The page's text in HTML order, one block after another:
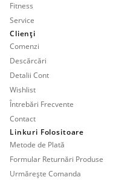
Fitness
Service
Clienți
Comenzi
Descărcări
Detalii Cont
Wishlist
Întrebări Frecvente
Contact
Linkuri Folositoare
Metode de Plată
Formular Returnări Produse
Urmărește Comanda